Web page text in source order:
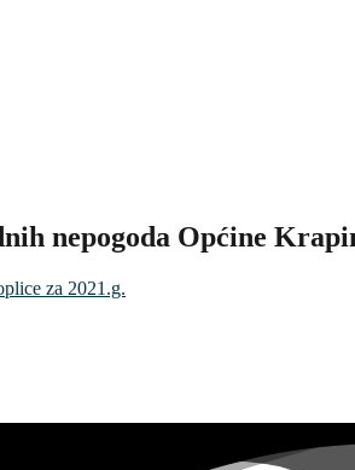
nepogoda Općine
za 2021.g.